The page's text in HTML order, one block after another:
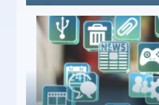
↻ Täglich neue Produkttests